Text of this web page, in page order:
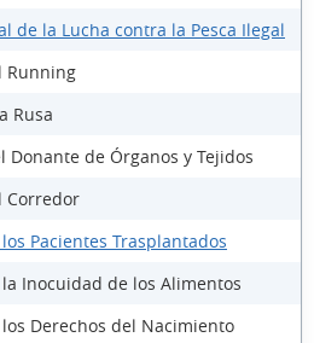
de la Lucha contra la Pesca Ilegal
Running
Rusa
Donante de Órganos y Tejidos
Corredor
Pacientes Trasplantados
Inocuidad de los Alimentos
Derechos del Nacimiento